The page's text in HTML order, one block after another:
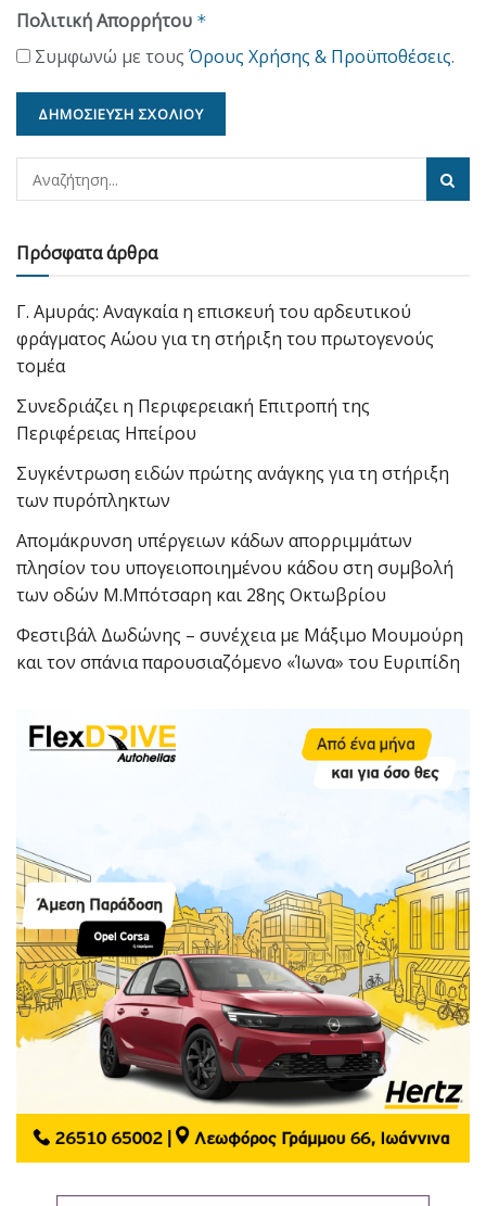
Πολιτική Απορρήτου *
Συμφωνώ με τους Όρους Χρήσης & Προϋποθέσεις.
Πρόσφατα άρθρα
Γ. Αμυράς: Αναγκαία η επισκευή του αρδευτικού
φράγματος Αώου για τη στήριξη του πρωτογενούς
τομέα
Συνεδριάζει η Περιφερειακή Επιτροπή της
Περιφέρειας Ηπείρου
Συγκέντρωση ειδών πρώτης ανάγκης για τη στήριξη
των πυρόπληκτων
Απομάκρυνση υπέργειων κάδων απορριμμάτων
πλησίον του υπογειοποιημένου κάδου στη συμβολή
των οδών Μ.Μπότσαρη και 28ης Οκτωβρίου
Φεστιβάλ Δωδώνης – συνέχεια με Μάξιμο Μουμούρη
και τον σπάνια παρουσιαζόμενο «Ίωνα» του Ευριπίδη